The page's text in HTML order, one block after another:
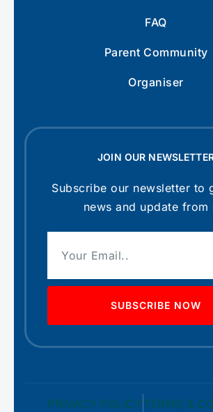
FAQ
Parent Community
Organiser
JOIN OUR
Subscribe our newsletter to
news and update from
SUBSCRIBE NOW
PRIVACY POLICYTERMS &